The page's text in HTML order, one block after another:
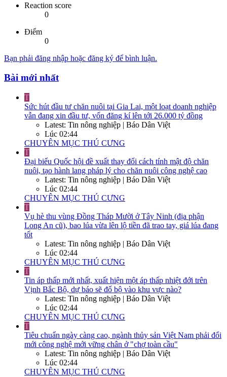
Reaction score
0
Điểm
0
Bạn phải đăng nhập hoặc đăng ký để bình luận.
Bài mới nhất
T
Sức hút đầu tư chăn nuôi tại Gia Lai, một loạt doanh nghiệp
vẫn đang xin đầu tư, vốn đăng kí lên tới 26.000 tỷ đồng
Latest: Tin nông nghiệp | Báo Dân Việt
Lúc 02:44
CHUYÊN MỤC THÚ CƯNG
T
Đại biểu Quốc hội đề xuất thay đổi cách tính mật độ chăn
nuôi, tạo hành lang pháp lý cho chăn nuôi công nghệ cao
Latest: Tin nông nghiệp | Báo Dân Việt
Lúc 02:44
CHUYÊN MỤC THÚ CƯNG
T
Vụ hè thu vùng Đồng Tháp Mười ở Tây Ninh (địa phận
Long An cũ), bao lúa vừa lên lộ tiền đã trao tay, giá lúa đang
tốt
Latest: Tin nông nghiệp | Báo Dân Việt
Lúc 02:44
CHUYÊN MỤC THÚ CƯNG
T
Tin áp thấp mới nhất, xuất hiện một áp thấp nhiệt đới trên
Vịnh Bắc Bộ, dự báo sẽ đổ bộ vào khu vực nào?
Latest: Tin nông nghiệp | Báo Dân Việt
Lúc 02:44
CHUYÊN MỤC THÚ CƯNG
T
Tiêu chuẩn ngày càng cao, ngành thủy sản Việt Nam phải đổi
mới công nghệ mới vững chân ở "chợ toàn cầu"
Latest: Tin nông nghiệp | Báo Dân Việt
Lúc 02:44
CHUYÊN MỤC THÚ CƯNG